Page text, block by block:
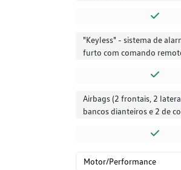
"Keyless" - sistema de
furto com comando
Airbags (2 frontais, 2
bancos dianteiros e 2 de
Motor/Performance